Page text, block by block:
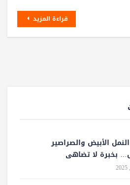
قراءة المزيد
الأبيض والصراصير
بخبرة لا تضاهى